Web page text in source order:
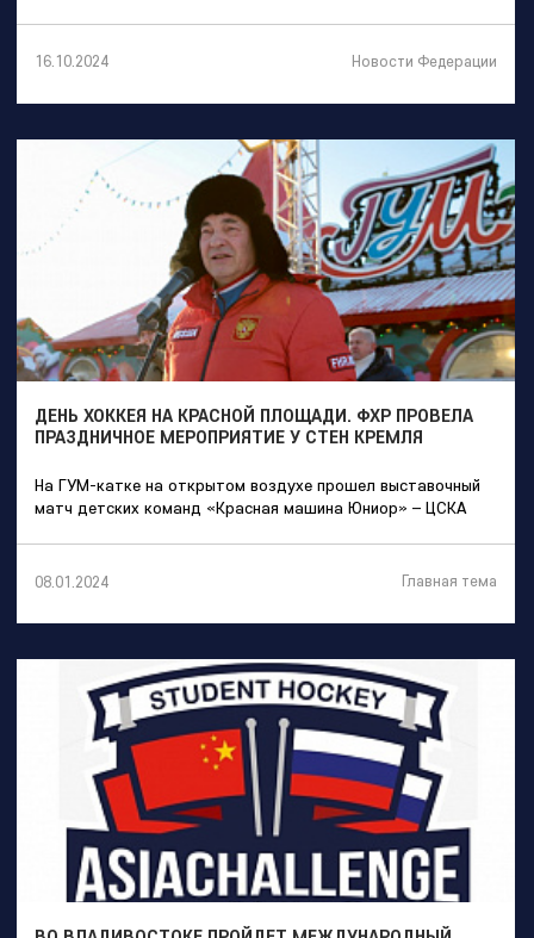
16.10.2024 Новости Федерации
ДЕНЬ ХОККЕЯ НА КРАСНОЙ ПЛОЩАДИ. ФХР ПРОВЕЛА
ПРАЗДНИЧНОЕ МЕРОПРИЯТИЕ У СТЕН КРЕМЛЯ
На ГУМ-катке на открытом воздухе прошел выставочный
матч детских команд «Красная машина Юниор» – ЦСКА
08.01.2024 Главная тема